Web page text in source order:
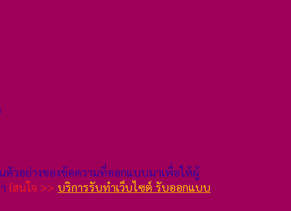
ตัวอย่างของข้อความที่ออกแบบมาเพื่อให้ผู้
(สนใจ >> บริการรับทำเว็บไซต์ รับออกแบบ